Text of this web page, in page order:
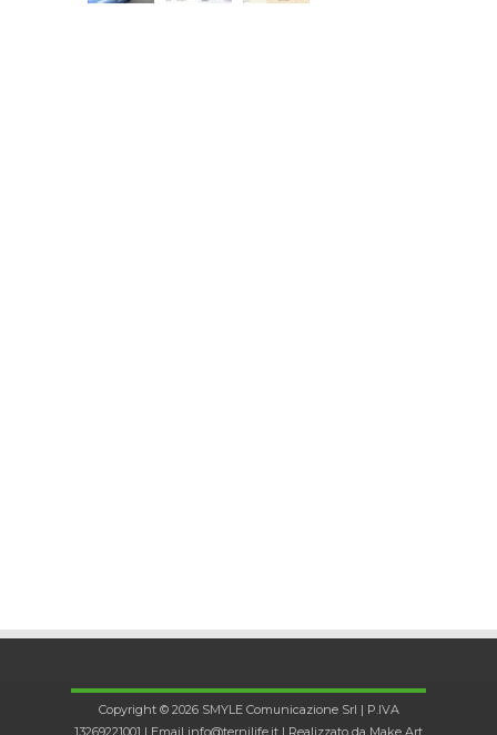
Copyright © 2026 SMYLE Comunicazione Srl | P.IVA
13269221001 | Email info@ternilife.it | Realizzato da Make Art